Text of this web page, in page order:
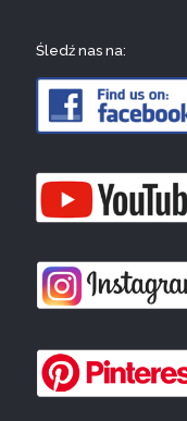
Śledź nas na: